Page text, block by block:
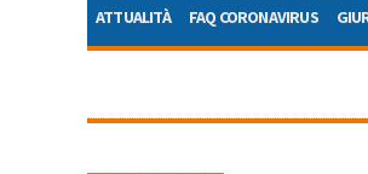
ATTUALITÀ FAQ CORONAVIRUS